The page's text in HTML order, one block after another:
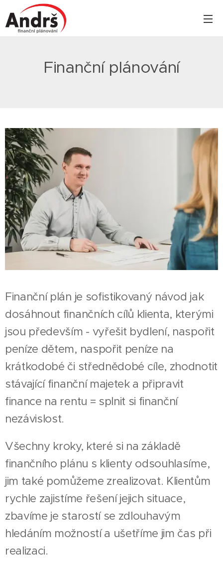
Finanční plánování
Finanční plán je sofistikovaný návod jak
dosáhnout finančních cílů klienta, kterými
jsou především - vyřešit bydlení, naspořit
peníze dětem, naspořit peníze na
krátkodobé či střednědobé cíle, zhodnotit
stávající finanční majetek a připravit
finance na rentu = splnit si finanční
nezávislost.
Všechny kroky, které si na základě
finančního plánu s klienty odsouhlasíme,
jim také pomůžeme zrealizovat. Klientům
rychle zajistíme řešení jejich situace,
zbavíme je starostí se zdlouhavým
hledáním možností a ušetříme jim čas při
realizaci.